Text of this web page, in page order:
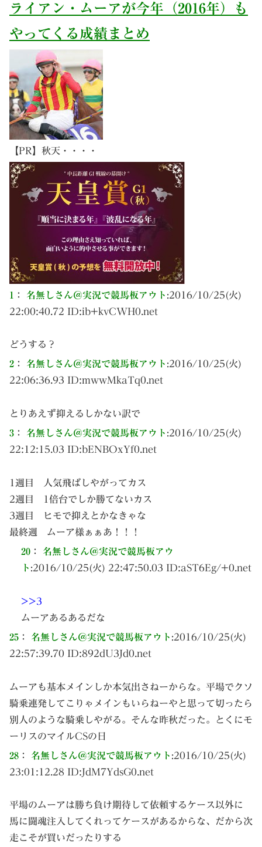
ライアン・ムーアが今年（2016年）も
やってくる成績まとめ
【PR】秋天・・・・
1 ： 名無しさん＠実況で競馬板アウト :2016/10/25(火)
22:00:40.72 ID:ib+kvCWH0.net
どうする？
2 ： 名無しさん＠実況で競馬板アウト :2016/10/25(火)
22:06:36.93 ID:mwwMkaTq0.net
とりあえず抑えるしかない訳で
3 ： 名無しさん＠実況で競馬板アウト :2016/10/25(火)
22:12:15.03 ID: bENBOxYf0.net
1週目 人気飛ばしやがってカス
2週目 1倍台でしか勝てないカス
3週目 ヒモで抑えとかなきゃな
最終週 ムーア様ぁぁあ！！！
20 ： 名無しさん＠実況で競馬板アウ
ト :2016/10/25(火) 22:47:50.03 ID:aST6Eg/+0.net
>>3
ムーアあるあるだな
25 ： 名無しさん＠実況で競馬板アウト :2016/10/25(火)
22:57:39.70 ID:892dU3Jd0.net
ムーアも基本メインしか本気出さねーからな。平場でクソ
騎乗連発してこりゃメインもいらねーやと思って切ったら
別人のような騎乗しやがる。そんな昨秋だった。とくにモ
ーリスのマイルCSの日
28 ： 名無しさん＠実況で競馬板アウト :2016/10/25(火)
23:01:12.28 ID:JdM7YdsG0.net
平場のムーアは勝ち負け期待して依頼するケース以外に
馬に闘魂注入してくれってケースがあるからな、だから次
走こそが買いだったりする